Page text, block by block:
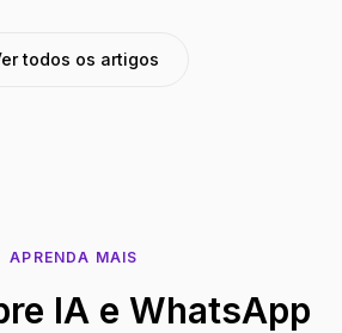
todos os artigos
APRENDA MAIS
IA e WhatsApp